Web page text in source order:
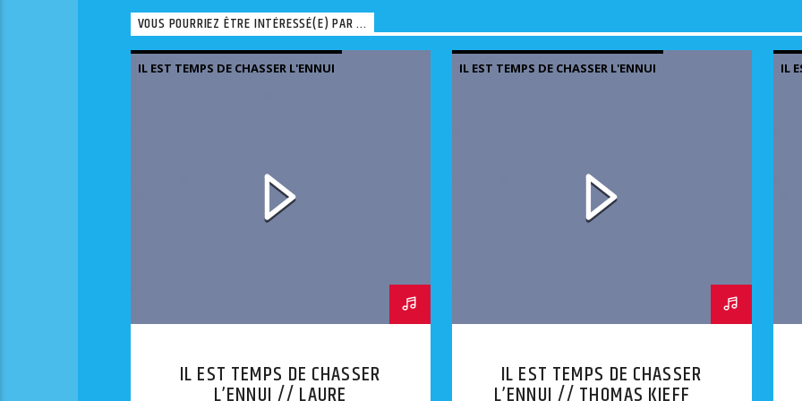
VOUS POURRIEZ ÊTRE INTÉRESSÉ(E) PAR ...
IL EST TEMPS DE CHASSER L'ENNUI
IL EST TEMPS DE CHASSER
IL EST TEMPS DE CHASSER L'ENNUI
IL EST TEMPS DE CHASSER
IL